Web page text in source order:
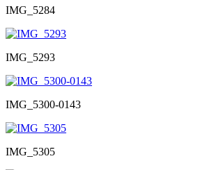
IMG_5284
IMG_5293
IMG_5300-0143
IMG_5305